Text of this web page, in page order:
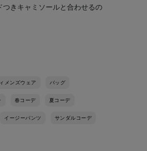
きキャミソールと合わせるの
メンズウェア バッグ
春コーデ 夏コーデ
イージーパンツ サンダルコーデ